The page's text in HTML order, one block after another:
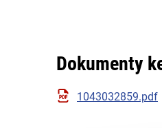
Dokumenty
1043032859.pdf